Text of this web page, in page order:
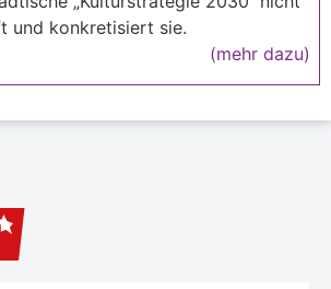
und konkretisiert sie.
(mehr dazu)